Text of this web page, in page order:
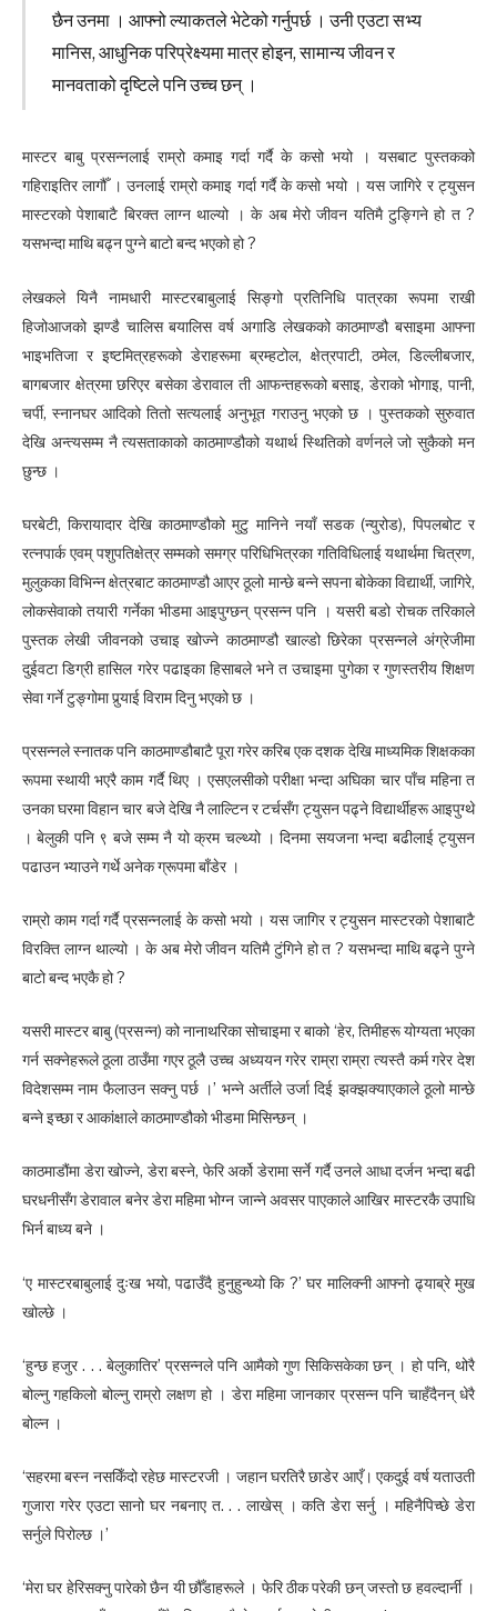
छैन उनमा । आफ्नो ल्याकतले भेटेको गर्नुपर्छ । उनी एउटा सभ्य
मानिस, आधुनिक परिप्रेक्ष्यमा मात्र होइन, सामान्य जीवन र
मानवताको दृष्टिले पनि उच्च छन् ।
मास्टर बाबु प्रसन्नलाई राम्रो कमाइ गर्दा गर्दै के कसो भयो । यसबाट पुस्तकको
गहिराइतिर लागौँ । उनलाई राम्रो कमाइ गर्दा गर्दै के कसो भयो । यस जागिरे र ट्युसन
मास्टरको पेशाबाटै बिरक्त लाग्न थाल्यो । के अब मेरो जीवन यतिमै टुङ्गिने हो त ?
यसभन्दा माथि बढ्न पुग्ने बाटो बन्द भएको हो ?
लेखकले यिनै नामधारी मास्टरबाबुलाई सिङ्गो प्रतिनिधि पात्रका रूपमा राखी
हिजोआजको झण्डै चालिस बयालिस वर्ष अगाडि लेखकको काठमाण्डौ बसाइमा आफ्ना
भाइभतिजा र इष्टमित्रहरूको डेराहरूमा ब्रम्हटोल, क्षेत्रपाटी, ठमेल, डिल्लीबजार,
बागबजार क्षेत्रमा छरिएर बसेका डेरावाल ती आफन्तहरूको बसाइ, डेराको भोगाइ, पानी,
चर्पी, स्नानघर आदिको तितो सत्यलाई अनुभूत गराउनु भएको छ । पुस्तकको सुरुवात
देखि अन्त्यसम्म नै त्यसताकाको काठमाण्डौको यथार्थ स्थितिको वर्णनले जो सुकैको मन
छुन्छ ।
घरबेटी, किरायादार देखि काठमाण्डौको मुटु मानिने नयाँ सडक (न्युरोड), पिपलबोट र
रत्नपार्क एवम् पशुपतिक्षेत्र सम्मको समग्र परिधिभित्रका गतिविधिलाई यथार्थमा चित्रण,
मुलुकका विभिन्न क्षेत्रबाट काठमाण्डौ आएर ठूलो मान्छे बन्ने सपना बोकेका विद्यार्थी, जागिरे,
लोकसेवाको तयारी गर्नेका भीडमा आइपुग्छन् प्रसन्न पनि । यसरी बडो रोचक तरिकाले
पुस्तक लेखी जीवनको उचाइ खोज्ने काठमाण्डौ खाल्डो छिरेका प्रसन्नले अंग्रेजीमा
दुईवटा डिग्री हासिल गरेर पढाइका हिसाबले भने त उचाइमा पुगेका र गुणस्तरीय शिक्षण
सेवा गर्ने टुङ्गोमा पुर्‍याई विराम दिनु भएको छ ।
प्रसन्नले स्नातक पनि काठमाण्डौबाटै पूरा गरेर करिब एक दशक देखि माध्यमिक शिक्षकका
रूपमा स्थायी भएरै काम गर्दै थिए । एसएलसीको परीक्षा भन्दा अघिका चार पाँच महिना त
उनका घरमा विहान चार बजे देखि नै लाल्टिन र टर्चसँग ट्युसन पढ्ने विद्यार्थीहरू आइपुग्थे
। बेलुकी पनि ९ बजे सम्म नै यो क्रम चल्थ्यो । दिनमा सयजना भन्दा बढीलाई ट्युसन
पढाउन भ्याउने गर्थे अनेक ग्रूपमा बाँडेर ।
राम्रो काम गर्दा गर्दै प्रसन्नलाई के कसो भयो । यस जागिर र ट्युसन मास्टरको पेशाबाटै
विरक्ति लाग्न थाल्यो । के अब मेरो जीवन यतिमै टुंगिने हो त ? यसभन्दा माथि बढ्ने पुग्ने
बाटो बन्द भएकै हो ?
यसरी मास्टर बाबु (प्रसन्न) को नानाथरिका सोचाइमा र बाको ‘हेर, तिमीहरू योग्यता भएका
गर्न सक्नेहरूले ठूला ठाउँमा गएर ठूलै उच्च अध्ययन गरेर राम्रा राम्रा त्यस्तै कर्म गरेर देश
विदेशसम्म नाम फैलाउन सक्नु पर्छ ।’ भन्ने अर्तीले उर्जा दिई झक्झक्याएकाले ठूलो मान्छे
बन्ने इच्छा र आकांक्षाले काठमाण्डौको भीडमा मिसिन्छन् ।
काठमाडौंमा डेरा खोज्ने, डेरा बस्ने, फेरि अर्को डेरामा सर्ने गर्दै उनले आधा दर्जन भन्दा बढी
घरधनीसँग डेरावाल बनेर डेरा महिमा भोग्न जान्ने अवसर पाएकाले आखिर मास्टरकै उपाधि
भिर्न बाध्य बने ।
‘ए मास्टरबाबुलाई दुःख भयो, पढाउँदै हुनुहुन्थ्यो कि ?’ घर मालिक्नी आफ्नो ढ्याब्रे मुख
खोल्छे ।
‘हुन्छ हजुर . . . बेलुकातिर’ प्रसन्नले पनि आमैको गुण सिकिसकेका छन् । हो पनि, थोरै
बोल्नु गहकिलो बोल्नु राम्रो लक्षण हो । डेरा महिमा जानकार प्रसन्न पनि चाहँदैनन् धेरै
बोल्न ।
‘सहरमा बस्न नसकिँदो रहेछ मास्टरजी । जहान घरतिरै छाडेर आएँ। एकदुई वर्ष यताउती
गुजारा गरेर एउटा सानो घर नबनाए त. . . लाखेस् । कति डेरा सर्नु । महिनैपिच्छे डेरा
सर्नुले पिरोल्छ ।’
‘मेरा घर हेरिसक्नु पारेको छैन यी छौँडाहरूले । फेरि ठीक परेकी छन् जस्तो छ हवल्दार्नी ।